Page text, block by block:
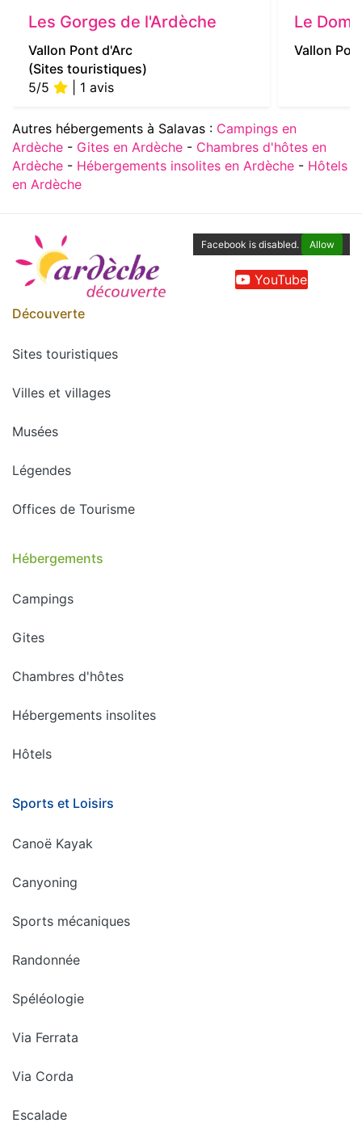
Les Gorges de l'Ardèche
Vallon Pont d'Arc
(Sites touristiques)
5/5
| 1 avis
Le
Vallon
Autres hébergements à Salavas : Campings en
Ardèche - Gites en Ardèche - Chambres d'hôtes en
Ardèche - Hébergements insolites en Ardèche - Hôtels
en Ardèche
Facebook is disabled. Allow
YouTube
Découverte
Sites touristiques
Villes et villages
Musées
Légendes
Offices de Tourisme
Hébergements
Campings
Gites
Chambres d'hôtes
Hébergements insolites
Hôtels
Sports et Loisirs
Canoë Kayak
Canyoning
Sports mécaniques
Randonnée
Spéléologie
Via Ferrata
Via Corda
Escalade